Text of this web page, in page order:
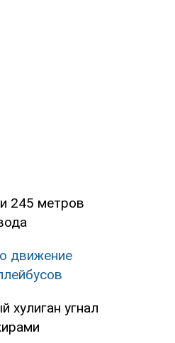
245 метров
движение
хулиган угнал